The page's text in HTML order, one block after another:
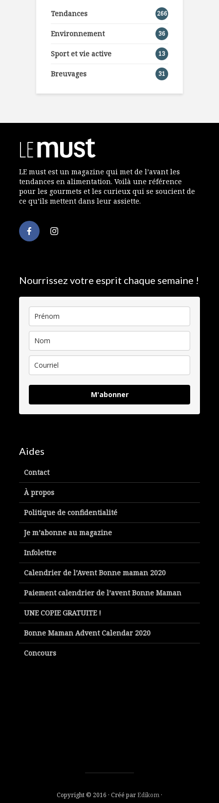
Tendances 266
Environnement 36
Sport et vie active 13
Breuvages 31
LE must est un magazine qui met de l’avant les
tendances en alimentation. Voilà une référence
pour les gourmets et les curieux qui se soucient de
ce qu’ils mettent dans leur assiette.
Nourrissez votre esprit chaque semaine !
M'abonner
Aides
Contact
À propos
Politique de confidentialité
Je m’abonne au magazine
Infolettre
Calendrier de l’Avent Bonne maman 2020
Paiement calendrier de l’avent Bonne Maman
UNE COPIE GRATUITE !
Bonne Maman Advent Calendar 2020
Concours
Copyright © 2016 · Créé parEdikom ·